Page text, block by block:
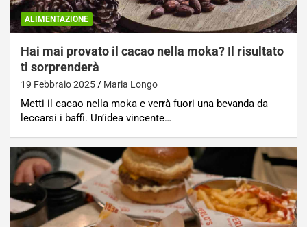
ALIMENTAZIONE
Hai mai provato il cacao nella moka? Il risultato
ti sorprenderà
19 Febbraio 2025 Maria Longo
Metti il cacao nella moka e verrà fuori una bevanda da
leccarsi i baffi. Un’idea vincente…